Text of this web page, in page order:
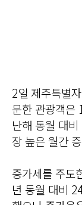
2일 제주특별
문한 관광객은
난해 동월 대
장 높은 월간
증가세를 주도
년 동월 대비